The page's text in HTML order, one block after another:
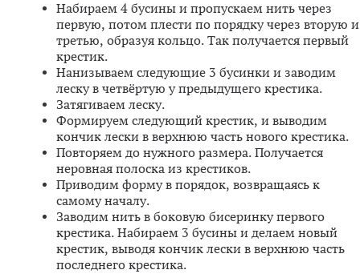
Набираем 4 бусины и пропускаем нить через
первую, потом плести по порядку через вторую и
третью, образуя кольцо. Так получается первый
крестик.
Нанизываем следующие 3 бусинки и заводим
леску в четвёртую у предыдущего крестика.
Затягиваем леску.
Формируем следующий крестик, и выводим
кончик лески в верхнюю часть нового крестика.
Повторяем до нужного размера. Получается
неровная полоска из крестиков.
Приводим форму в порядок, возвращаясь к
самому началу.
Заводим нить в боковую бисеринку первого
крестика. Набираем 3 бусины и делаем новый
крестик, выводя кончик лески в верхнюю часть
последнего крестика.